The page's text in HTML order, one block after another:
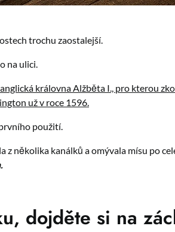
trochu zaostalejší.
na ulici.
královna Alžběta I., pro kterou
už v roce 1596.
použití.
z několika kanálků a omývala mísu po
dojděte si na